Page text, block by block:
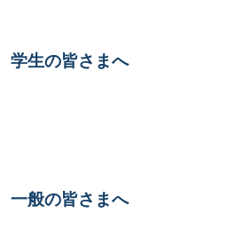
学生の皆さまへ
一般の皆さまへ